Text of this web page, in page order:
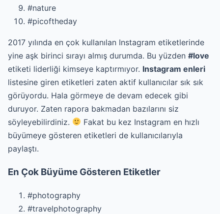
#nature
#picoftheday
2017 yılında en çok kullanılan Instagram etiketlerinde
yine aşk birinci sırayı almış durumda. Bu yüzden #love
etiketi liderliği kimseye kaptırmıyor. Instagram enleri
listesine giren etiketleri zaten aktif kullanıcılar sık sık
görüyordu. Hala görmeye de devam edecek gibi
duruyor. Zaten rapora bakmadan bazılarını siz
söyleyebilirdiniz.
Fakat bu kez Instagram en hızlı
büyümeye gösteren etiketleri de kullanıcılarıyla
paylaştı.
En Çok Büyüme Gösteren Etiketler
#photography
#travelphotography